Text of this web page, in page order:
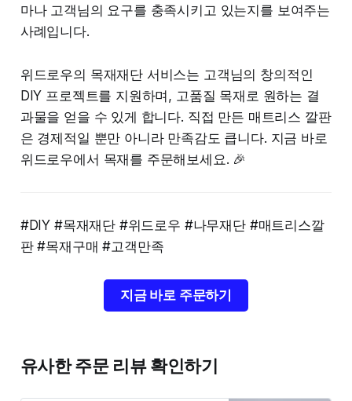
마나 고객님의 요구를 충족시키고 있는지를 보여주는
사례입니다.
위드로우의 목재재단 서비스는 고객님의 창의적인
DIY 프로젝트를 지원하며, 고품질 목재로 원하는 결
과물을 얻을 수 있게 합니다. 직접 만든 매트리스 깔판
은 경제적일 뿐만 아니라 만족감도 큽니다. 지금 바로
위드로우에서 목재를 주문해보세요. 🎉
#DIY #목재재단 #위드로우 #나무재단 #매트리스깔
판 #목재구매 #고객만족
지금 바로 주문하기
유사한 주문 리뷰 확인하기